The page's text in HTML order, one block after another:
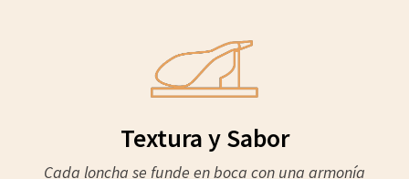
Textura y Sabor
Cada loncha se funde en boca con una armonía